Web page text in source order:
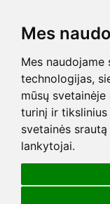
Mes
Mes
technologijas,
mūsų
turinį ir tikslinius
svetainės
lankytojai.